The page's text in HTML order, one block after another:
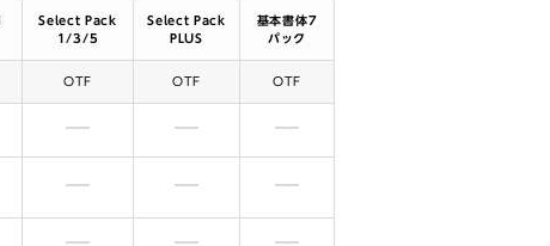
Select Pack
1/3/5
Select Pack
PLUS
基本書体7
パック
OTF OTF OTF
含まれません
含まれません
含まれません